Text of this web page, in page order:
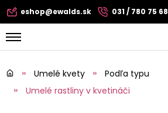
eshop@ewalds.sk 031 / 780 75 68
Umelé kvety
Podľa typu
Umelé rastliny v kvetináči